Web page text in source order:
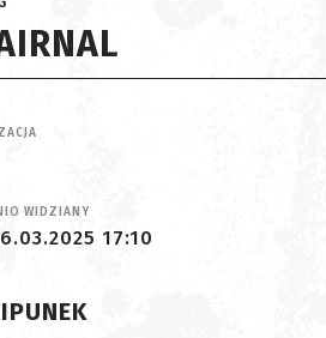
WIDZIANY
17:10